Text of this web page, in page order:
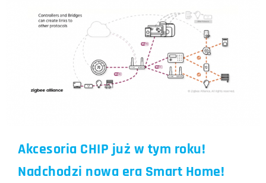
Akcesoria CHIP już w tym roku!
Nadchodzi nowa era Smart Home!